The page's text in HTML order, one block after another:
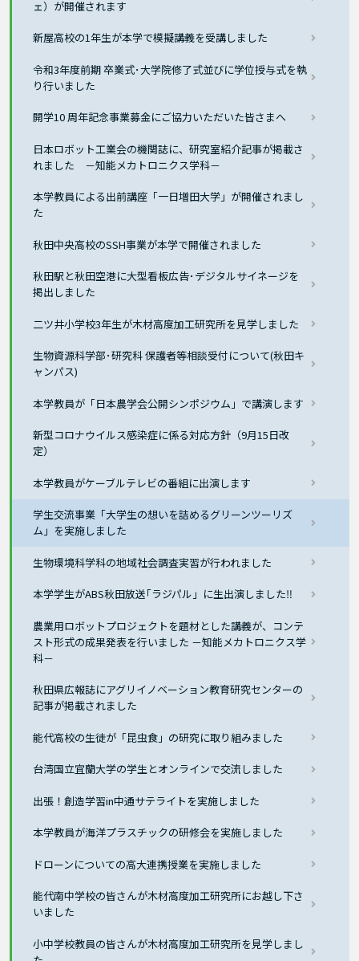
ェ）が開催されます
新屋高校の1年生が本学で模擬講義を受講しました
令和3年度前期 卒業式･大学院修了式並びに学位授与式を執
り行いました
開学10 周年記念事業募金にご協力いただいた皆さまへ
日本ロボット工業会の機関誌に、研究室紹介記事が掲載さ
れました －知能メカトロニクス学科－
本学教員による出前講座「一日増田大学」が開催されまし
た
秋田中央高校のSSH事業が本学で開催されました
秋田駅と秋田空港に大型看板広告･デジタルサイネージを
掲出しました
二ツ井小学校3年生が木材高度加工研究所を見学しました
生物資源科学部･研究科 保護者等相談受付について(秋田キ
ャンパス)
本学教員が「日本農学会公開シンポジウム」で講演します
新型コロナウイルス感染症に係る対応方針（9月15日改
定）
本学教員がケーブルテレビの番組に出演します
学生交流事業「大学生の想いを詰めるグリーンツーリズ
ム」を実施しました
生物環境科学科の地域社会調査実習が行われました
本学学生がABS秋田放送｢ラジパル」に生出演しました‼
農業用ロボットプロジェクトを題材とした講義が、コンテ
スト形式の成果発表を行いました －知能メカトロニクス学
科－
秋田県広報誌にアグリイノベーション教育研究センターの
記事が掲載されました
能代高校の生徒が「昆虫食」の研究に取り組みました
台湾国立宜蘭大学の学生とオンラインで交流しました
出張！創造学習in中通サテライトを実施しました
本学教員が海洋プラスチックの研修会を実施しました
ドローンについての高大連携授業を実施しました
能代南中学校の皆さんが木材高度加工研究所にお越し下さ
いました
小中学校教員の皆さんが木材高度加工研究所を見学しまし